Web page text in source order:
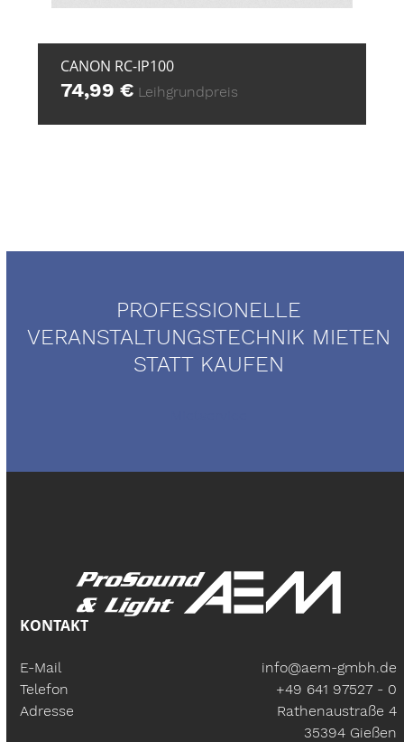
CANON RC-IP100
74,99€ Leihgrundpreis
PROFESSIONELLE
VERANSTALTUNGSTECHNIK MIETEN
STATT KAUFEN
KONTAKT
E-Mail
info@aem-gmbh.de
Telefon
+49 641 97527 - 0
Adresse
Rathenaustraße 4
35394 Gießen